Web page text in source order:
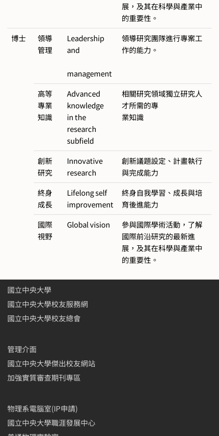
展，及其在科學與產業中
的重要性。
博士
領導
管理
Leadership
and
management
領導研究團隊進行專案工
作的能力。
高等
專業
知識
Advanced
knowledge
in the
research
subfield
相關研究領域獨立研究人
才所需的專
業知識
創新
研究
Innovative
research
創新議題設定、計畫執行
與完成能力
終身
成長
Lifelong self
improvement
終身自我學習、成長與培
育後進能力
國際
視野
Global vision
參與國際學術活動，了解
國際前沿研究的最新進
展，及其在科學與產業中
的重要性。
國立中央大學
國立中央大學校友服務網
國立中央大學校友總會
管理介面
國立中央大學傑出校友網站
加強實質審查期刊專區
物理系電腦室(IP申請)
國立中央大學職涯發展中心